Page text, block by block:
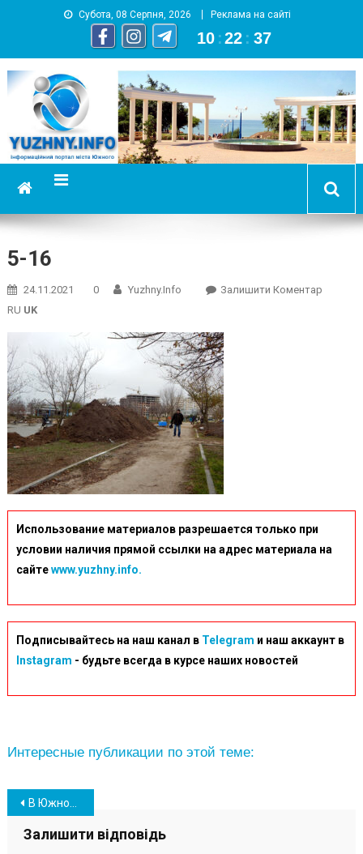
Субота, 08 Серпня, 2026 Реклама на сайті
10 :22 : 38
YUZHNY.INFO
информационный портал города Южный
5-16
24.11.2021 0 Yuzhny.info Залишити КоментарOn
RU UK
Использование материалов разрешается только при
условии наличия прямой ссылки на адрес материала на
сайтеwww.yuzhny.info.
Подписывайтесь на наш канал в Telegram и наш аккаунт в
Instagram - будьте всегда в курсе наших новостей
Интересные публикации по этой теме:
Навігація
записів
В Южном приступили к строительству еще одной детской площадки
Залишити відповідь